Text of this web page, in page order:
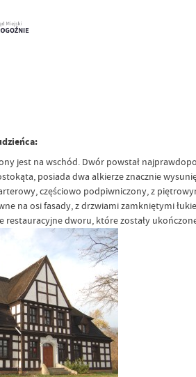
jest na wschód. Dwór powstał
posiada dwa alkierze znacznie
częściowo podpiwniczony, z
na osi fasady, z drzwiami zamkniętymi
dworu, które zostały